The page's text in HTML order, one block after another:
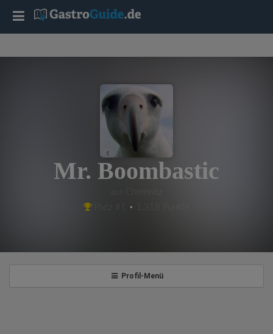
Mr. Boombastic
Platz #1 • 1,318 Punkte
Profil-Menü
T